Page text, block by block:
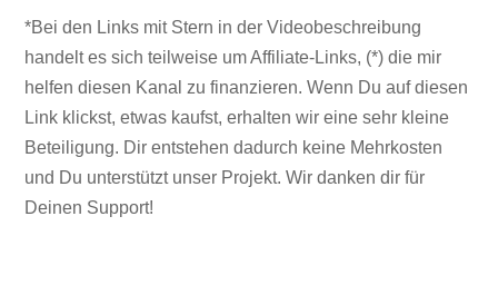
*Bei den Links mit Stern in der Videobeschreibung
handelt es sich teilweise um Affiliate-Links, (*) die mir
helfen diesen Kanal zu finanzieren. Wenn Du auf diesen
Link klickst, etwas kaufst, erhalten wir eine sehr kleine
Beteiligung. Dir entstehen dadurch keine Mehrkosten
und Du unterstützt unser Projekt. Wir danken dir für
Deinen Support!